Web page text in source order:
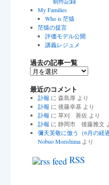
My Families
Who is 茫猿
茫猿の提言
評価モデル公開
講義レジュメ
過去の記事一覧
過
の
記
事
一
覧
最近のコメント
訃報 に 森島厚より
訃報 に 後藤幸基 より
訃報 に 草刈 善佐より
訃報 に 静岡市 後藤雅文
彌天芙敬に倣う（6月の経過
Nobuo Morishimaより
RSS